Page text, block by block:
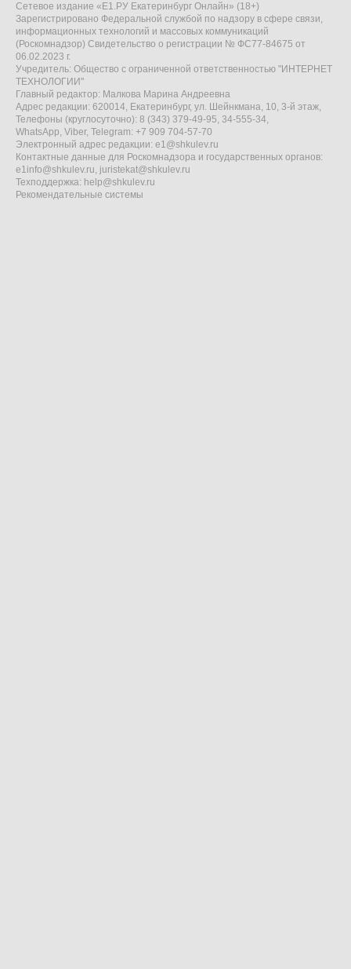
Сетевое издание «Е1.РУ Екатеринбург Онлайн» (18+)
Зарегистрировано Федеральной службой по надзору в сфере связи,
информационных технологий и массовых коммуникаций
(Роскомнадзор) Свидетельство о регистрации № ФС77-84675 от
06.02.2023 г.
Учредитель: Общество с ограниченной ответственностью "ИНТЕРНЕТ
ТЕХНОЛОГИИ"
Главный редактор: Малкова Марина Андреевна
Адрес редакции: 620014, Екатеринбург, ул. Шейнкмана, 10, 3-й этаж,
Телефоны (круглосуточно): 8 (343) 379-49-95, 34-555-34,
WhatsApp, Viber, Telegram: +7 909 704-57-70
Электронный адрес редакции: e1@shkulev.ru
Контактные данные для Роскомнадзора и государственных органов:
e1info@shkulev.ru, juristekat@shkulev.ru
Техподдержка: help@shkulev.ru
Рекомендательные системы